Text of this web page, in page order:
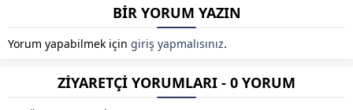
BİR YORUM YAZIN
Yorum yapabilmek için giriş yapmalısınız.
ZİYARETÇİ YORUMLARI - 0 YORUM